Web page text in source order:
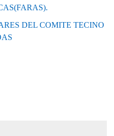
DEL COMITE TECINO